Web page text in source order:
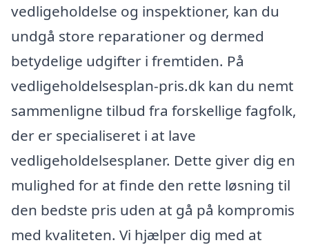
vedligeholdelse og inspektioner, kan du
undgå store reparationer og dermed
betydelige udgifter i fremtiden. På
vedligeholdelsesplan-pris.dk kan du nemt
sammenligne tilbud fra forskellige fagfolk,
der er specialiseret i at lave
vedligeholdelsesplaner. Dette giver dig en
mulighed for at finde den rette løsning til
den bedste pris uden at gå på kompromis
med kvaliteten. Vi hjælper dig med at